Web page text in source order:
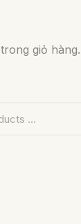
giỏ hàng.